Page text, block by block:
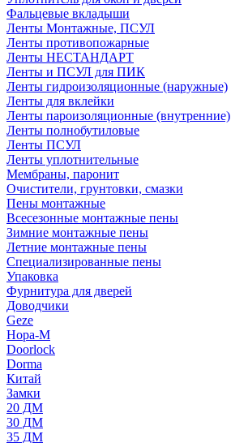
Фальцевые вкладыши
Ленты Монтажные, ПСУЛ
Ленты противопожарные
Ленты НЕСТАНДАРТ
Ленты и ПСУЛ для ПИК
Ленты гидроизоляционные (наружные)
Ленты для вклейки
Ленты пароизоляционные (внутренние)
Ленты полнобутиловые
Ленты ПСУЛ
Ленты уплотнительные
Мембраны, паронит
Очистители, грунтовки, смазки
Пены монтажные
Всесезонные монтажные пены
Зимние монтажные пены
Летние монтажные пены
Специализированные пены
Упаковка
Фурнитура для дверей
Доводчики
Geze
Нора-М
Doorlock
Dorma
Китай
Замки
20 ДМ
30 ДМ
35 ДМ